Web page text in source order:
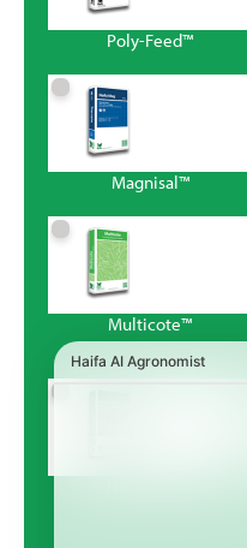
Poly-Feed™
Magnisal™
Multicote™